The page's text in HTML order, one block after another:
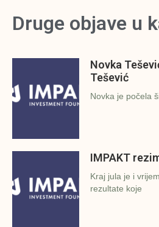
Druge objave u
Novka
Tešević
Novka je počela
IMPAKT
Kraj jula je i
rezultate koje